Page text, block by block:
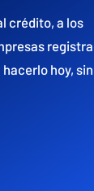
crédito, a los
hoy, sin